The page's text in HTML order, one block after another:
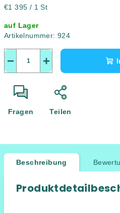
Verkaufspreis:
€1 395 / 1 St
auf Lager
Artikelnummer: 924
+
−
Fragen Teilen
Beschreibung